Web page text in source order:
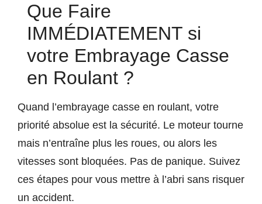
Que Faire
IMMÉDIATEMENT si
votre Embrayage Casse
en Roulant ?
Quand l’embrayage casse en roulant, votre
priorité absolue est la sécurité. Le moteur tourne
mais n’entraîne plus les roues, ou alors les
vitesses sont bloquées. Pas de panique. Suivez
ces étapes pour vous mettre à l’abri sans risquer
un accident.